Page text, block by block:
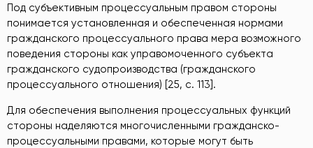
Под субъективным процессуальным правом стороны
понимается установленная и обеспеченная нормами
гражданского процессуального права мера возможного
поведения стороны как управомоченного субъекта
гражданского судопроизводства (гражданского
процессуального отношения) [25, c. 113].
Для обеспечения выполнения процессуальных функций
стороны наделяются многочисленными гражданско-
процессуальными правами, которые могут быть